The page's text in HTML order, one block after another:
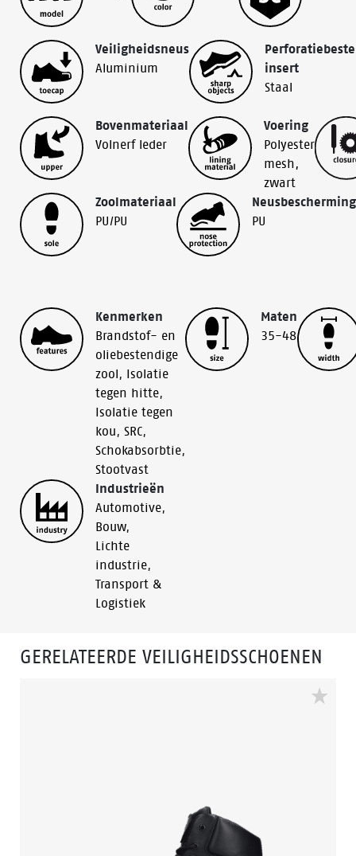
Veiligheidsneus
Aluminium
insert
Staal
Bovenmateriaal
Volnerf leder
Voering
Polyester
mesh,
zwart
Zoolmateriaal
PU/PU
Neusbescherming
PU
Kenmerken
Brandstof- en
oliebestendige
zool, Isolatie
tegen hitte,
Isolatie tegen
kou, SRC,
Schokabsorbtie,
Stootvast
Maten
35-48
Industrieën
Automotive,
Bouw,
Lichte
industrie,
Transport &
Logistiek
GERELATEERDE VEILIGHEIDSSCHOENEN